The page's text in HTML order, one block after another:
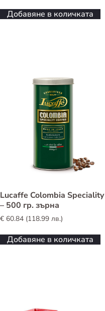
Добавяне в количката
Lucaffe Colombia Speciality
– 500 гр. зърна
€ 60.84 (118.99 лв.)
Добавяне в количката